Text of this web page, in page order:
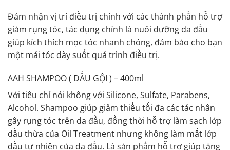
Đảm nhận vị trí điều trị chính với các thành phần hỗ trợ
giảm rụng tóc, tác dụng chính là nuôi dưỡng da đầu
giúp kích thích mọc tóc nhanh chóng, đảm bảo cho bạn
một mái tóc dày suốt quá trình điều trị.
AAH SHAMPOO ( DẦU GỘI ) – 400ml
Với tiêu chí nói không với Silicone, Sulfate, Parabens,
Alcohol. Shampoo giúp giảm thiểu tối đa các tác nhân
gây rụng tóc trên da đầu, đồng thời hỗ trợ làm sạch lớp
dầu thừa của Oil Treatment nhưng không làm mất lớp
dầu tự nhiên của da đầu. Là sản phẩm hỗ trợ giúp tăng